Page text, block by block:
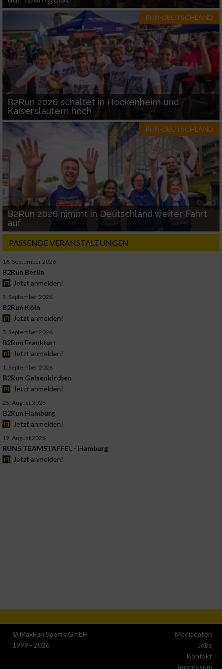
RUN-DEUTSCHLAND
B2Run 2026 schaltet in Hockenheim und
Kaiserslautern hoch
RUN-DEUTSCHLAND
B2Run 2026 nimmt in Deutschland weiter Fahrt
auf
PASSENDE VERANSTALTUNGEN
16. September 2026
B2Run Berlin
Jetzt anmelden!
9. September 2026
B2Run Köln
Jetzt anmelden!
3. September 2026
B2Run Frankfurt
Jetzt anmelden!
1. September 2026
B2Run Gelsenkirchen
Jetzt anmelden!
25. August 2026
B2Run Hamburg
Jetzt anmelden!
19. August 2026
RUN5 TEAMSTAFFEL - Hamburg
Jetzt anmelden!
© MaxFun Sports GmbH
1999 - 2026
Mediadaten
Jobs
Kontakt
Impressum